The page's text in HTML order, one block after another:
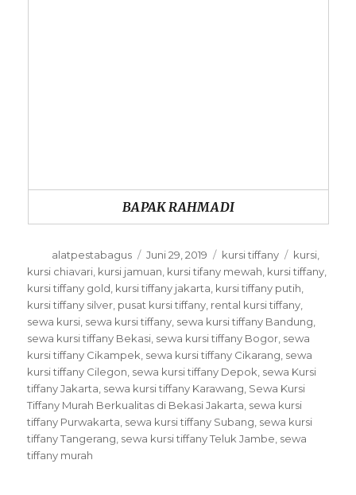
BAPAK RAHMADI
Author
alatpestabagus
Posted
on
Juni 29, 2019 Categories
kursi tiffany Tags
kursi
kursi chiavari kursi jamuan kursi tifany mewah kursi tiffany
kursi tiffany gold kursi tiffany jakarta kursi tiffany putih
kursi tiffany silver pusat kursi tiffany rental kursi tiffany
sewa kursi sewa kursi tiffany sewa kursi tiffany Bandung
sewa kursi tiffany Bekasi sewa kursi tiffany Bogor sewa
kursi tiffany Cikampek sewa kursi tiffany Cikarang sewa
kursi tiffany Cilegon sewa kursi tiffany Depok sewa Kursi
tiffany Jakarta sewa kursi tiffany Karawang Sewa Kursi
Tiffany Murah Berkualitas di Bekasi Jakarta sewa kursi
tiffany Purwakarta sewa kursi tiffany Subang sewa kursi
tiffany Tangerang sewa kursi tiffany Teluk Jambe sewa
tiffany murah